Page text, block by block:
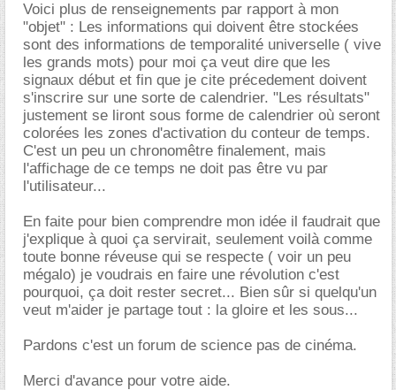
Voici plus de renseignements par rapport à mon
"objet" : Les informations qui doivent être stockées
sont des informations de temporalité universelle ( vive
les grands mots) pour moi ça veut dire que les
signaux début et fin que je cite précedement doivent
s'inscrire sur une sorte de calendrier. "Les résultats"
justement se liront sous forme de calendrier où seront
colorées les zones d'activation du conteur de temps.
C'est un peu un chronomêtre finalement, mais
l'affichage de ce temps ne doit pas être vu par
l'utilisateur...
En faite pour bien comprendre mon idée il faudrait que
j'explique à quoi ça servirait, seulement voilà comme
toute bonne réveuse qui se respecte ( voir un peu
mégalo) je voudrais en faire une révolution c'est
pourquoi, ça doit rester secret... Bien sûr si quelqu'un
veut m'aider je partage tout : la gloire et les sous...
Pardons c'est un forum de science pas de cinéma.
Merci d'avance pour votre aide.